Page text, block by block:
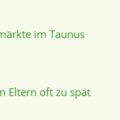
im Taunus
Eltern oft zu spät